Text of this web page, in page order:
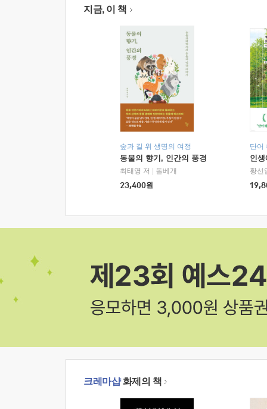
지금, 이 책
숲과 길 위 생명의 여정
동물의 향기, 인간의 풍경
최태영 저
돌베개
23,400원
단어
인
황선
크레마샵화제의 책